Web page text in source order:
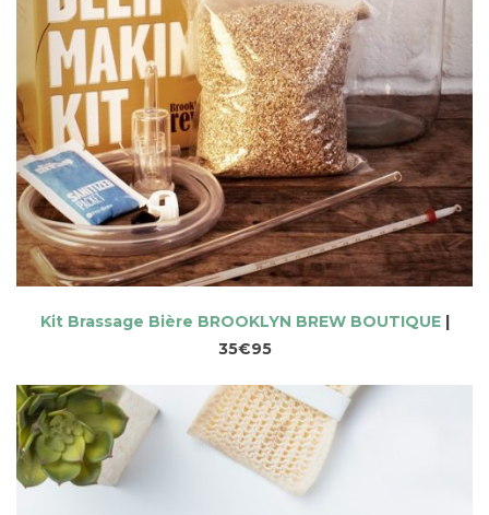
Kit Brassage Bière BROOKLYN BREW BOUTIQUE|
35€95